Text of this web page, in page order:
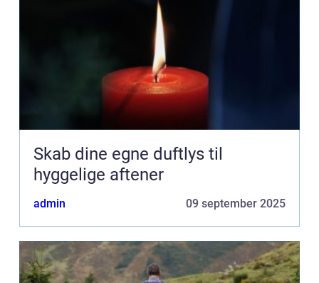
Skab dine egne duftlys til
hyggelige aftener
admin 09 september 2025